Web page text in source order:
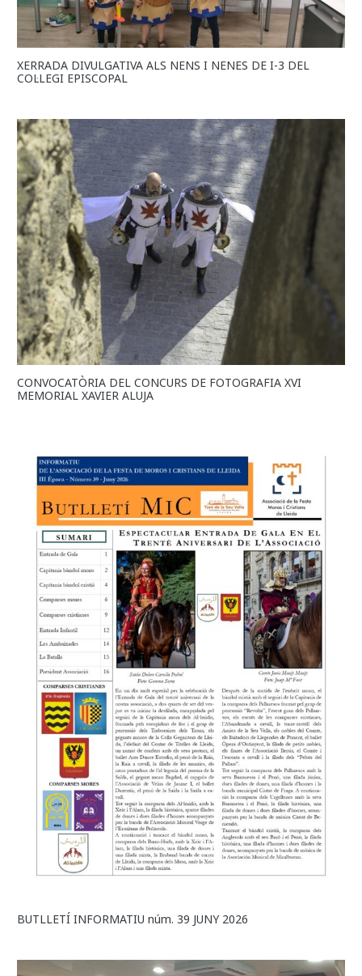
XERRADA DIVULGATIVA ALS NENS I NENES DE I-3 DEL
COL·LEGI EPISCOPAL
CONVOCATÒRIA DEL CONCURS DE FOTOGRAFIA XVI
MEMORIAL XAVIER ALUJA
BUTLLETÍ INFORMATIU núm. 39 JUNY 2026